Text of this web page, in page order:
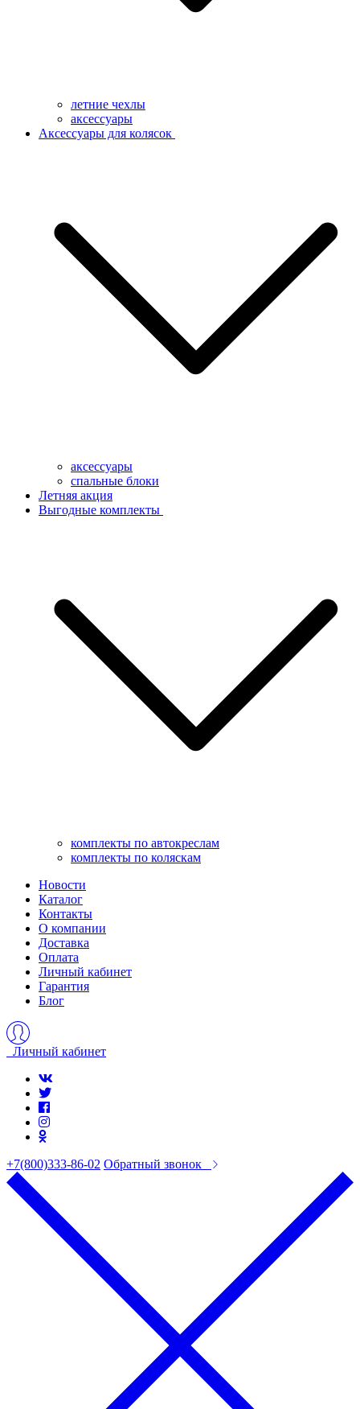
летние чехлы
аксессуары
Аксессуары для колясок
аксессуары
спальные блоки
Летняя акция
Выгодные комплекты
комплекты по автокреслам
комплекты по коляскам
Новости
Каталог
Контакты
О компании
Доставка
Оплата
Личный кабинет
Гарантия
Блог
Личный кабинет
+7(800)333-86-02 Обратный звонок